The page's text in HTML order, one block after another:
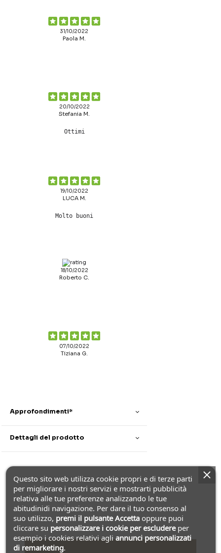
31/10/2022
Paola M.
20/10/2022
Stefania M.
Ottimi
19/10/2022
LUCA M.
Molto buoni
18/10/2022
Roberto C.
07/10/2022
Tiziana G.
Approfondimenti*
Dettagli del prodotto
Questo sito web utilizza cookie propri e di terze parti
per migliorare i nostri servizi e mostrarti pubblicità
relativa alle tue preferenze analizzando le tue
abitudinidi navigazione. Per dare il tuo consenso al
suo utilizzo, premi il pulsante Accettaoppure puoi
cliccare su personalizzare i cookie per escludereper
esempio i cookies relativi agli annunci personalizzati
di remarketing.